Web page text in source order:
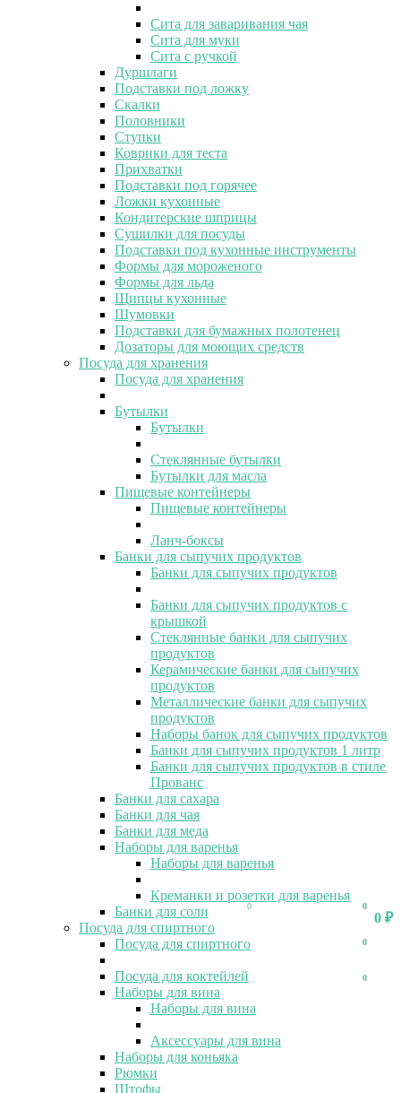
0
0 ₽
0
0
0
Сита для заваривания чая
Сита для муки
Сита с ручкой
Дуршлаги
Подставки под ложку
Скалки
Половники
Ступки
Коврики для теста
Прихватки
Подставки под горячее
Ложки кухонные
Кондитерские шприцы
Сушилки для посуды
Подставки под кухонные инструменты
Формы для мороженого
Формы для льда
Щипцы кухонные
Шумовки
Подставки для бумажных полотенец
Дозаторы для моющих средств
Посуда для хранения
Посуда для хранения
Бутылки
Бутылки
Стеклянные бутылки
Бутылки для масла
Пищевые контейнеры
Пищевые контейнеры
Ланч-боксы
Банки для сыпучих продуктов
Банки для сыпучих продуктов
Банки для сыпучих продуктов с
крышкой
Стеклянные банки для сыпучих
продуктов
Керамические банки для сыпучих
продуктов
Металлические банки для сыпучих
продуктов
Наборы банок для сыпучих продуктов
Банки для сыпучих продуктов 1 литр
Банки для сыпучих продуктов в стиле
Прованс
Банки для сахара
Банки для чая
Банки для меда
Наборы для варенья
Наборы для варенья
Креманки и розетки для варенья
Банки для соли
Посуда для спиртного
Посуда для спиртного
Посуда для коктейлей
Наборы для вина
Наборы для вина
Аксессуары для вина
Наборы для коньяка
Рюмки
Штофы